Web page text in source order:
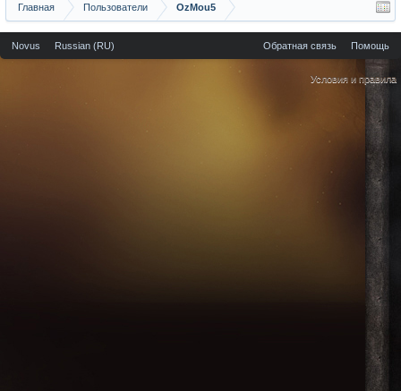
Главная Пользователи OzMou5
Novus Russian (RU) Обратная связь Помощь
Условия и правила